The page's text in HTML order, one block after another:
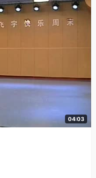
04:03